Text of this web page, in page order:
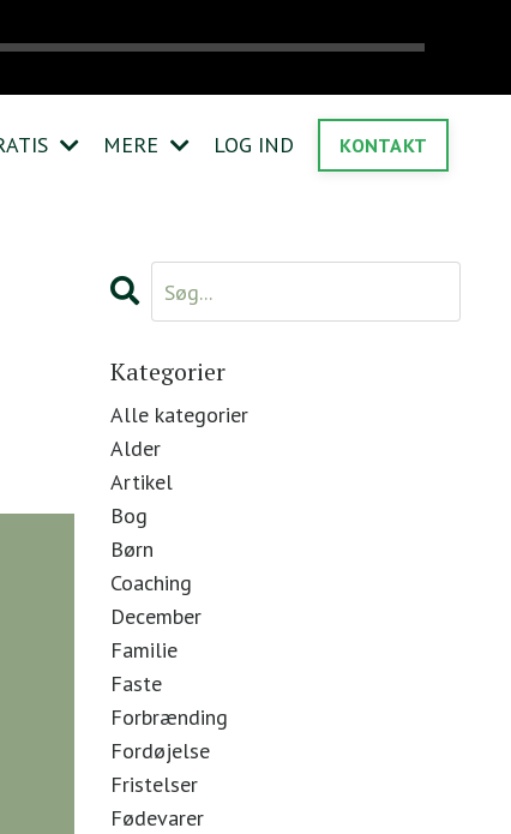
MERE LOG IND KONTAKT
Kategorier
Alle kategorier
Alder
Artikel
Bog
Børn
Coaching
December
Familie
Faste
Forbrænding
Fordøjelse
Fristelser
Fødevarer